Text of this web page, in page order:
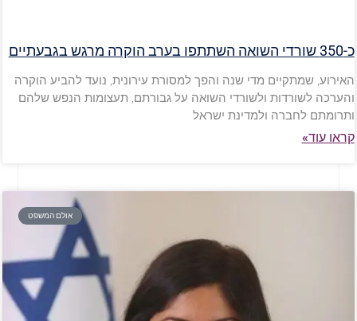
כ-350 שורדי השואה השתתפו בערב הוקרה מרגש בגבעתיים
האירוע, שמתקיים מדי שנה והפך למסורת עירונית, נועד להביע הוקרה
והערכה לשורדות ולשורדי השואה על גבורתם, תעצומות הנפש שלהם
ותרומתם לחברה ולמדינת ישראל
קראו עוד»
אולם המשפט